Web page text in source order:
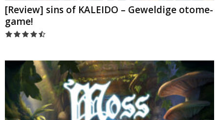
[Review] sins of KALEIDO – Geweldige otome-
game!